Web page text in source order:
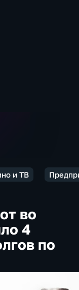
и ТВ
во
4
по